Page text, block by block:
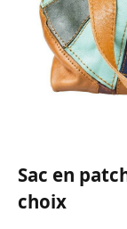
Sac en
choix